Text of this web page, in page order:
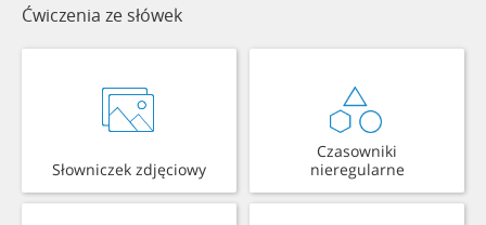
Ćwiczenia ze słówek
Słowniczek zdjęciowy
Czasowniki
nieregularne